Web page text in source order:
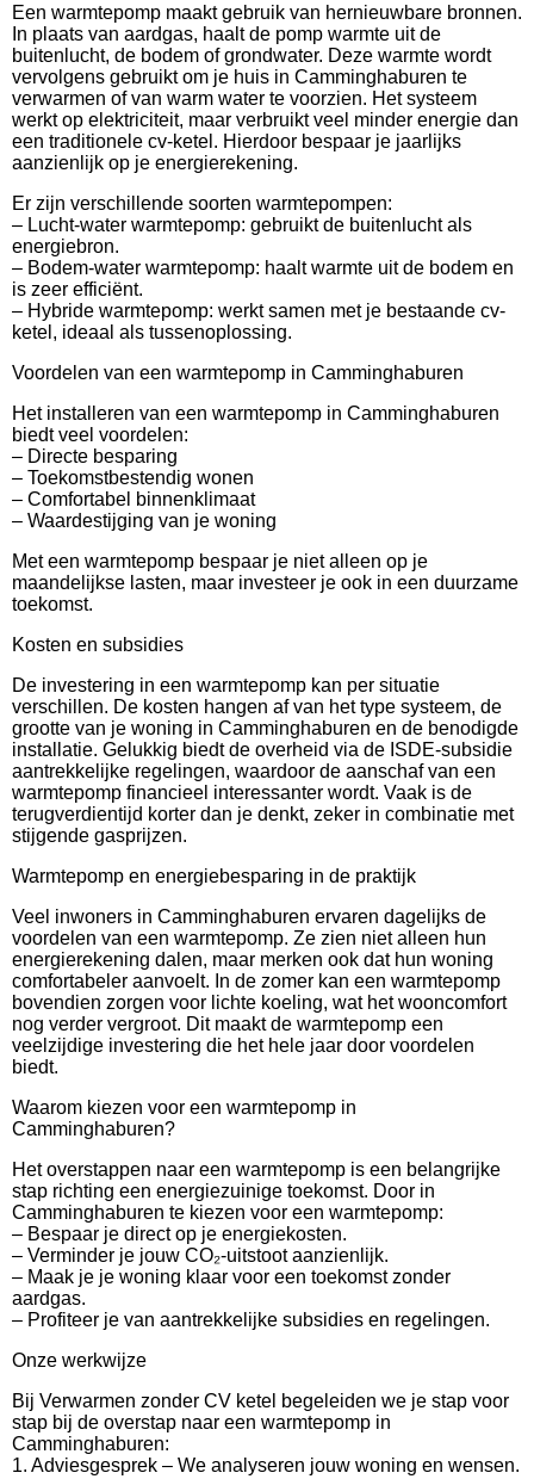
Een warmtepomp maakt gebruik van hernieuwbare bronnen.
In plaats van aardgas, haalt de pomp warmte uit de
buitenlucht, de bodem of grondwater. Deze warmte wordt
vervolgens gebruikt om je huis in Camminghaburen te
verwarmen of van warm water te voorzien. Het systeem
werkt op elektriciteit, maar verbruikt veel minder energie dan
een traditionele cv-ketel. Hierdoor bespaar je jaarlijks
aanzienlijk op je energierekening.
Er zijn verschillende soorten warmtepompen:
– Lucht-water warmtepomp: gebruikt de buitenlucht als
energiebron.
– Bodem-water warmtepomp: haalt warmte uit de bodem en
is zeer efficiënt.
– Hybride warmtepomp: werkt samen met je bestaande cv-
ketel, ideaal als tussenoplossing.
Voordelen van een warmtepomp in Camminghaburen
Het installeren van een warmtepomp in Camminghaburen
biedt veel voordelen:
– Directe besparing
– Toekomstbestendig wonen
– Comfortabel binnenklimaat
– Waardestijging van je woning
Met een warmtepomp bespaar je niet alleen op je
maandelijkse lasten, maar investeer je ook in een duurzame
toekomst.
Kosten en subsidies
De investering in een warmtepomp kan per situatie
verschillen. De kosten hangen af van het type systeem, de
grootte van je woning in Camminghaburen en de benodigde
installatie. Gelukkig biedt de overheid via de ISDE-subsidie
aantrekkelijke regelingen, waardoor de aanschaf van een
warmtepomp financieel interessanter wordt. Vaak is de
terugverdientijd korter dan je denkt, zeker in combinatie met
stijgende gasprijzen.
Warmtepomp en energiebesparing in de praktijk
Veel inwoners in Camminghaburen ervaren dagelijks de
voordelen van een warmtepomp. Ze zien niet alleen hun
energierekening dalen, maar merken ook dat hun woning
comfortabeler aanvoelt. In de zomer kan een warmtepomp
bovendien zorgen voor lichte koeling, wat het wooncomfort
nog verder vergroot. Dit maakt de warmtepomp een
veelzijdige investering die het hele jaar door voordelen
biedt.
Waarom kiezen voor een warmtepomp in
Camminghaburen?
Het overstappen naar een warmtepomp is een belangrijke
stap richting een energiezuinige toekomst. Door in
Camminghaburen te kiezen voor een warmtepomp:
– Bespaar je direct op je energiekosten.
– Verminder je jouw CO₂-uitstoot aanzienlijk.
– Maak je je woning klaar voor een toekomst zonder
aardgas.
– Profiteer je van aantrekkelijke subsidies en regelingen.
Onze werkwijze
Bij Verwarmen zonder CV ketel begeleiden we je stap voor
stap bij de overstap naar een warmtepomp in
Camminghaburen:
1. Adviesgesprek – We analyseren jouw woning en wensen.